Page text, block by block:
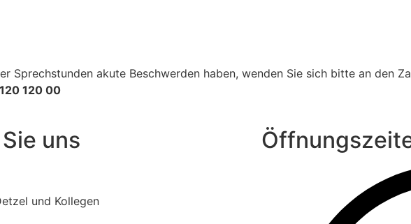
Sprechstunden akute Beschwerden haben, wenden Sie sich bitte an den
120 00
uns
und Kollegen